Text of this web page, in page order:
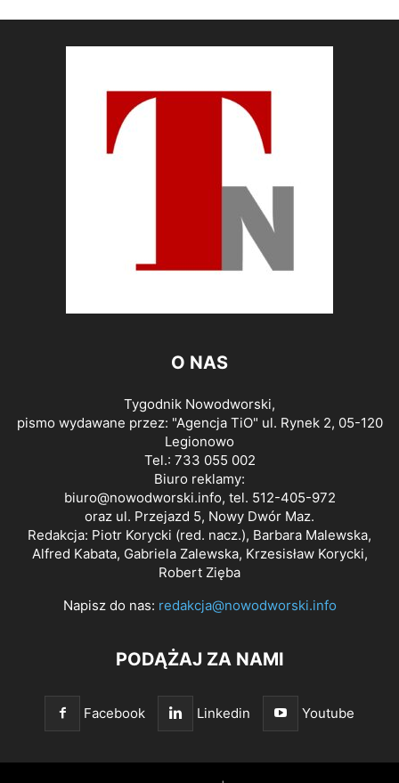
O NAS
Tygodnik Nowodworski,
pismo wydawane przez: "Agencja TiO" ul. Rynek 2, 05-120
Legionowo
Tel.: 733 055 002
Biuro reklamy:
biuro@nowodworski.info, tel. 512-405-972
oraz ul. Przejazd 5, Nowy Dwór Maz.
Redakcja: Piotr Korycki (red. nacz.), Barbara Malewska,
Alfred Kabata, Gabriela Zalewska, Krzesisław Korycki,
Robert Zięba
Napisz do nas: redakcja@nowodworski.info
PODĄŻAJ ZA NAMI
Facebook Linkedin Youtube